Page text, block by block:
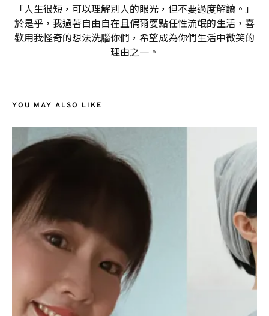
「人生很短，可以理解別人的眼光，但不要過度解讀。」
於是乎，我過著自由自在且偶爾耍點任性流氓的生活，喜
歡用我怪奇的想法洗腦你們，希望成為你們生活中微笑的
理由之一。
YOU MAY ALSO LIKE